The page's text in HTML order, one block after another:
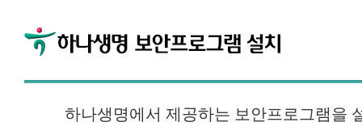
하나생명에서 제공하는 보안프로그램을